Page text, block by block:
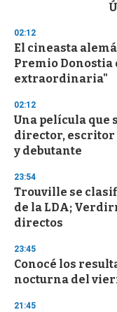
d
s
o
f
3
s
e
c
o
n
d
02:12
El cineasta
Premio Donostia
extraordinaria"
02:12
Una película que
director, escritor
y debutante
23:54
Trouville se
de la LDA;
directos
23:45
Conocé los
nocturna del
21:45